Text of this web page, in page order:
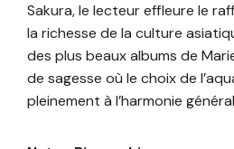
Sakura, le lecteur effleure le
la richesse de la culture
des plus beaux albums de
de sagesse où le choix de
pleinement à l’harmonie